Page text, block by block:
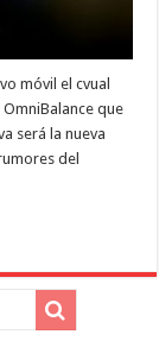
móvil el cvual
que
será la nueva
del